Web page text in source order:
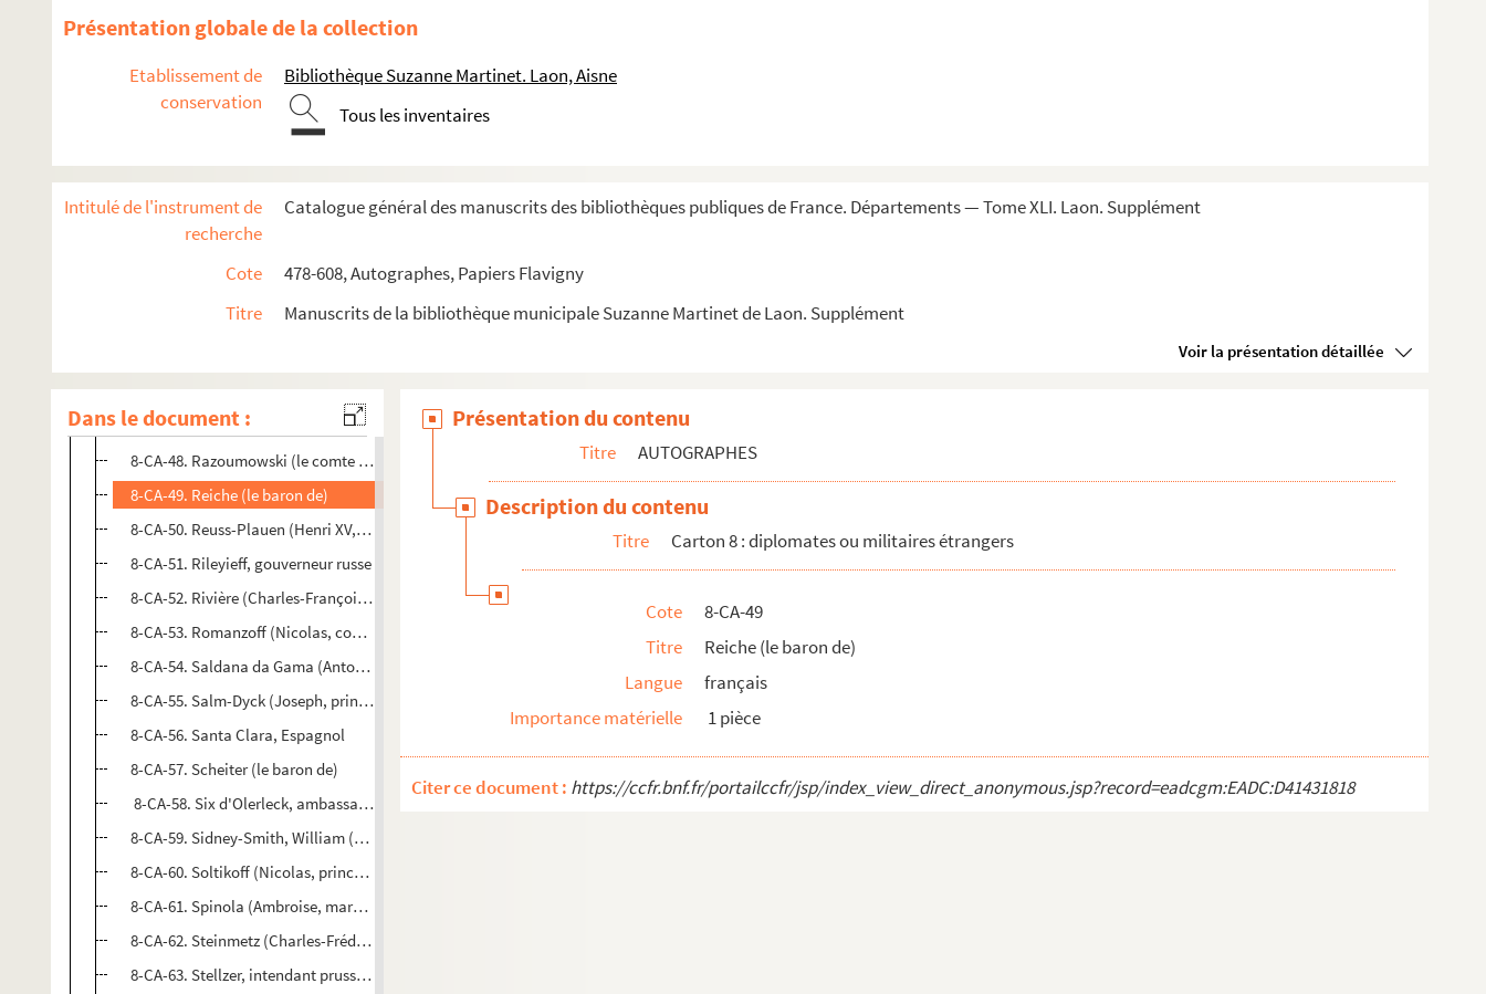
Présentation globale de la collection
Etablissement de
conservation
Bibliothèque Suzanne Martinet. Laon, Aisne
Tous les inventaires
Intitulé de l'instrument de
recherche
Catalogue général des manuscrits des bibliothèques publiques de France. Départements — Tome XLI. Laon. Supplément
Cote
478-608, Autographes, Papiers Flavigny
Titre
Manuscrits de la bibliothèque municipale Suzanne Martinet de Laon. Supplément
Voir la présentation détaillée
Dans le document :
8-CA-35. Ligne (Eugène-Lamoral, prince de), homme d'État belge, 1
8-CA-37. Los Rios (Amador-José de), historien espagnol
8-CA-38. Los Rios (Jean-François de), érudit
8-CA-40. Lucchesini (Jérôme, marquis de), diplomate prussien
8-CA-41. Marescalchi, Ferdinando (ministre des relations extérieures d'Italie
8-CA-43. Nikitin, général d'artillerie russe
8-CA-44. Orlof (Grégoire-Wladimir, comte)
8-CA-46. Poncet, général russe
8-CA-47. Prescher, intendant prussien
8-CA-48. Razoumowski (le comte Alexis), feld-maréchal russe
8-CA-49. Reiche (le baron de)
8-CA-50. Reuss-Plauen (Henri XV, prince de), général autrichien
8-CA-51. Rileyieff, gouverneur russe
8-CA-52. Rivière (Charles-François de Rifardeau, marquis, puis duc de), général et diplomate
8-CA-53. Romanzoff (Nicolas, comte), homme d'État russe
8-CA-54. Saldana da Gama (Antonio, comte de), homme d'État portugais
8-CA-55. Salm-Dyck (Joseph, prince de), botaniste allemand
8-CA-56. Santa Clara, Espagnol
8-CA-57. Scheiter (le baron de)
8-CA-58. Six d'Olerleck, ambassadeur de Hollande
8-CA-59. Sidney-Smith, William (amiral anglais)
8-CA-60. Soltikoff (Nicolas, prince), général et homme d'État russe
8-CA-61. Spinola (Ambroise, marquis de), capitaine italien
8-CA-62. Steinmetz (Charles-Frédéric de), général prussien
8-CA-63. Stellzer, intendant prussien
Présentation du contenu
Titre AUTOGRAPHES
Description du contenu
Titre Carton 8 : diplomates ou militaires étrangers
Cote
8-CA-49
Titre
Reiche (le baron de)
Langue
français
Importance matérielle
1 pièce
Citer ce document : https://ccfr.bnf.fr/portailccfr/jsp/index_view_direct_anonymous.jsp?record=eadcgm:EADC:D41431818